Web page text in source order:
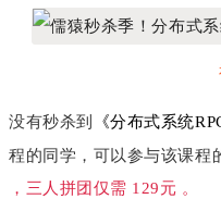
没有秒杀到 《分布式系统
程的同学，可以参与该课程
，三人拼团仅需 129元 。